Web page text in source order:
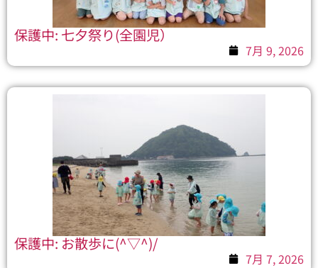
保護中: 七夕祭り(全園児）
7月 9, 2026
保護中: お散歩に(^▽^)/
7月 7, 2026